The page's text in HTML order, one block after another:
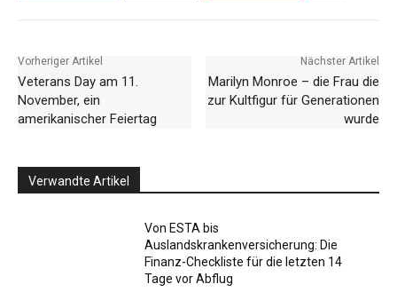
Vorheriger Artikel
Veterans Day am 11.
November, ein
amerikanischer Feiertag
Nächster Artikel
Marilyn Monroe – die Frau die
zur Kultfigur für Generationen
wurde
Verwandte Artikel
Von ESTA bis
Auslandskrankenversicherung: Die
Finanz-Checkliste für die letzten 14
Tage vor Abflug